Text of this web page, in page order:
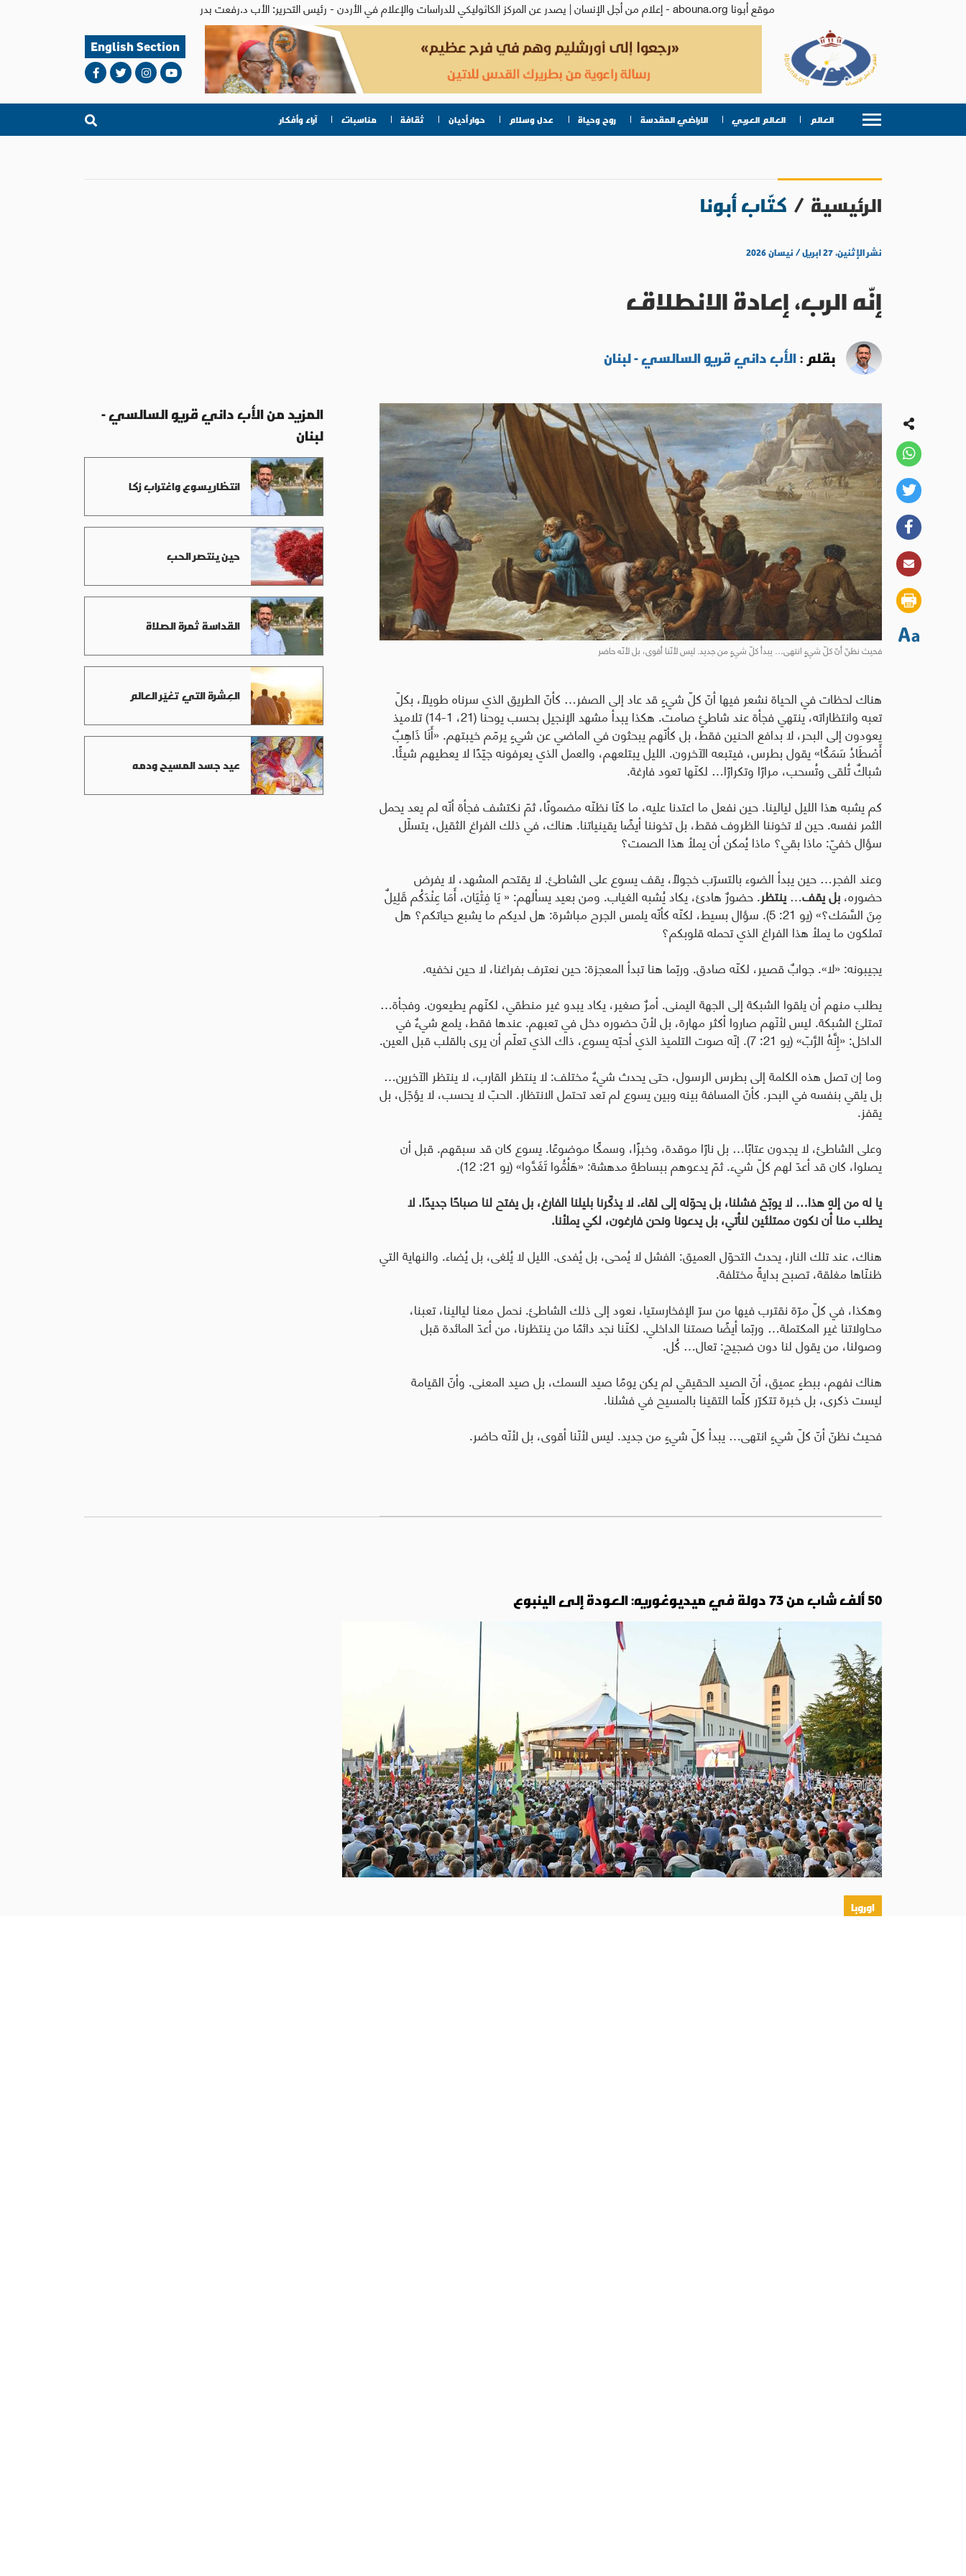
موقع أبونا abouna.org - إعلام من أجل الإنسان | يصدر عن المركز الكاثوليكي للدراسات والإعلام في الأردن - رئيس التحرير: الأب د.رفعت بدر
English Section
العالم العالم العربي الاراضي المقدسة روح وحياة عدل وسلام حوار أديان ثقافة مناسبات آراء وأفكار
الرئيسية / كتّاب أبونا
نشر الإثنين، ٢٧ ابريل / نيسان ٢٠٢٦
إنّه الرب، إعادة الانطلاق
بقلم :الأب داني قريو السالسي - لبنان
فحيث نظنّ أنّ كلّ شيءٍ انتهى… يبدأ كلّ شيءٍ من جديد. ليس لأنّنا أقوى، بل لأنّه حاضر
هناك لحظات في الحياة نشعر فيها أنّ كلّ شيءٍ قد عاد إلى الصفر… كأنّ الطريق الذي سرناه طويلًا، بكلّ
تعبه وانتظاراته، ينتهي فجأة عند شاطئٍ صامت. هكذا يبدأ مشهد الإنجيل بحسب يوحنا (21، 1-14) تلاميذ
يعودون إلى البحر، لا بدافع الحنين فقط، بل كأنّهم يبحثون في الماضي عن شيءٍ يرمّم خيبتهم. «أَنَا ذَاهِبٌ
أَصْطَادُ سَمَكًا»يقول بطرس، فيتبعه الآخرون. الليل يبتلعهم، والعمل الذي يعرفونه جيّدًا لا يعطيهم شيئًا.
شباكٌ تُلقى وتُسحب، مرارًا وتكرارًا… لكنّها تعود فارغة.
كم يشبه هذا الليل ليالينا. حين نفعل ما اعتدنا عليه، ما كنّا نظنّه مضمونًا، ثمّ نكتشف فجأة أنّه لم يعد يحمل
الثمر نفسه. حين لا تخوننا الظروف فقط، بل تخوننا أيضًا يقينياتنا. هناك، في ذلك الفراغ الثقيل، يتسلّل
سؤال خفيّ: ماذا بقي؟ ماذا يُمكن أن يملأ هذا الصمت؟
وعند الفجر… حين يبدأ الضوء بالتسرّب خجولًا، يقف يسوع على الشاطئ. لا يقتحم المشهد، لا يفرض
حضوره،بل يقف… ينتظر. حضورٌ هادئ، يكاد يُشبه الغياب. ومن بعيد يسألهم: «يَا فِتْيَان، أَمَا عِنْدَكُم قَلِيلٌ
مِنَ السَّمَك؟» (يو 21: 5). سؤال بسيط، لكنّه كأنّه يلمس الجرح مباشرة: هل لديكم ما يشبع حياتكم؟ هل
تملكون ما يملأ هذا الفراغ الذي تحمله قلوبكم؟
يجيبونه: «لا». جوابٌ قصير، لكنّه صادق. وربّما هنا تبدأ المعجزة: حين نعترف بفراغنا، لا حين نخفيه.
يطلب منهم أن يلقوا الشبكة إلى الجهة اليمنى. أمرٌ صغير، يكاد يبدو غير منطقي، لكنّهم يطيعون. وفجأة…
تمتلئ الشبكة. ليس لأنّهم صاروا أكثر مهارة، بل لأنّ حضوره دخل في تعبهم. عندها فقط، يلمع شيءٌ في
الداخل: «إِنَّهُ الرَّبّ» (يو 21: 7). إنّه صوت التلميذ الذي أحبّه يسوع، ذاك الذي تعلّم أن يرى بالقلب قبل العين.
وما إن تصل هذه الكلمة إلى بطرس الرسول، حتى يحدث شيءٌ مختلف: لا ينتظر القارب، لا ينتظر الآخرين…
بل يلقي بنفسه في البحر. كأنّ المسافة بينه وبين يسوع لم تعد تحتمل الانتظار. الحبّ لا يحسب، لا يؤجّل، بل
يقفز.
وعلى الشاطئ، لا يجدون عتابًا… بل نارًا موقدة، وخبزًا، وسمكًا موضوعًا. يسوع كان قد سبقهم. قبل أن
يصلوا، كان قد أعدّ لهم كلّ شيء. ثمّ يدعوهم ببساطةٍ مدهشة: «هَلُمُّوا تَغَدَّوا»(يو 21: 12).
يا له من إلهٍ هذا… لا يوبّخ فشلنا، بل يحوّله إلى لقاء. لا يذكّرنا بليلنا الفارغ، بل يفتح لنا صباحًا جديدًا. لا
يطلب منا أن نكون ممتلئين لنأتي، بل يدعونا ونحن فارغون، لكي يملأنا.
هناك، عند تلك النار، يحدث التحوّل العميق: الفشل لا يُمحى، بل يُفدى. الليل لا يُلغى، بل يُضاء. والنهاية التي
ظننّاها مغلقة، تصبح بدايةً مختلفة.
وهكذا، في كلّ مرّة نقترب فيها من سرّ الإفخارستيا، نعود إلى ذلك الشاطئ. نحمل معنا ليالينا، تعبنا،
محاولاتنا غير المكتملة… وربّما أيضًا صمتنا الداخلي. لكنّنا نجد دائمًا من ينتظرنا، من أعدّ المائدة قبل
وصولنا، من يقول لنا دون ضجيج: تعال… كُل.
هناك نفهم، ببطءٍ عميق، أنّ الصيد الحقيقي لم يكن يومًا صيد السمك، بل صيد المعنى. وأنّ القيامة
ليست ذكرى، بل خبرة تتكرّر كلّما التقينا بالمسيح في فشلنا.
فحيث نظنّ أنّ كلّ شيءٍ انتهى… يبدأ كلّ شيءٍ من جديد. ليس لأنّنا أقوى، بل لأنّه حاضر.
المزيد من الأب داني قريو السالسي -
لبنان
انتظار يسوع واغتراب زكا
حين ينتصر الحب
القداسة ثمرة الصلاة
العِشرة التي تغيّر العالم
عيد جسد المسيح ودمه
50 ألف شاب من 73 دولة في ميديوغوريه: العودة إلى الينبوع
اوروبا